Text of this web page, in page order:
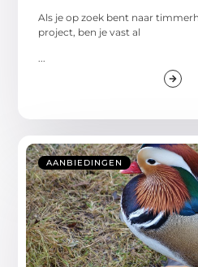
Als je op zoek bent naar
project, ben je vast al
...
AANBIEDINGEN